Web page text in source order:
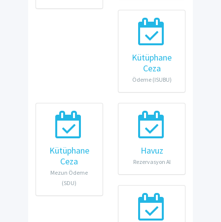
Kütüphane
Ceza
Ödeme (ISUBU)
Kütüphane
Ceza
Mezun Ödeme
(SDU)
Havuz
Rezervasyon Al